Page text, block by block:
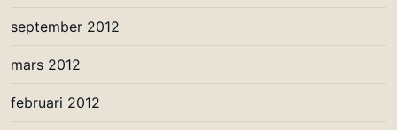
september 2012
mars 2012
februari 2012